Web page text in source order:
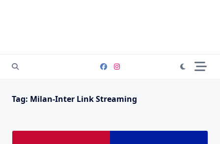
Tag: Milan-Inter Link Streaming